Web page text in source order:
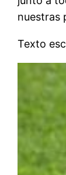
nuestras
Texto